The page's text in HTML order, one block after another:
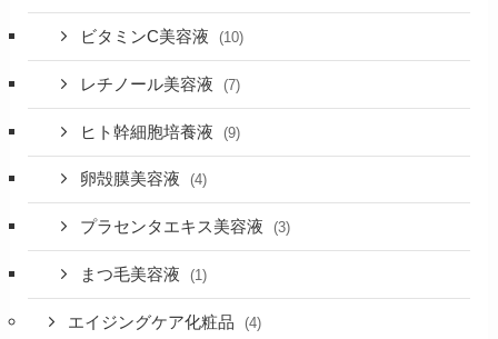
ビタミンC美容液 (10)
レチノール美容液 (7)
ヒト幹細胞培養液 (9)
卵殻膜美容液 (4)
プラセンタエキス美容液 (3)
まつ毛美容液 (1)
エイジングケア化粧品 (4)